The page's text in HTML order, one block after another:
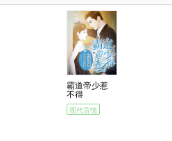
霸道帝少惹
不得
现代言情